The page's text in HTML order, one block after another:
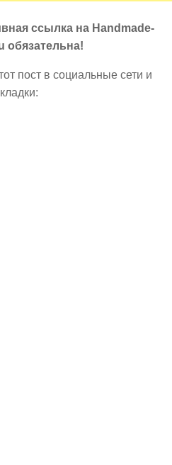
ссылка на Handmade-
обязательна!
пост в социальные сети и